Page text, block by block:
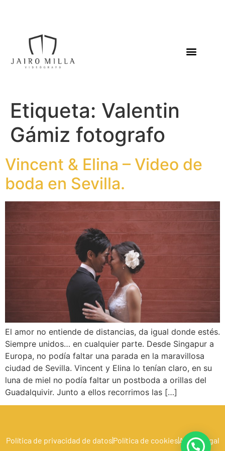
Etiqueta: Valentin
Gámiz fotografo
Vincent & Elina – Video de
boda en Sevilla.
El amor no entiende de distancias, da igual donde estés.
Siempre unidos… en cualquier parte. Desde Singapur a
Europa, no podía faltar una parada en la maravillosa
ciudad de Sevilla. Vincent y Elina lo tenían claro, en su
luna de miel no podía faltar un postboda a orillas del
Guadalquivir. Junto a ellos recorrimos las […]
Política de privacidad de datosPolítica de cookiesAviso Legal